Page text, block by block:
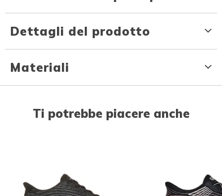
Dettagli del prodotto
Materiali
Ti potrebbe piacere anche